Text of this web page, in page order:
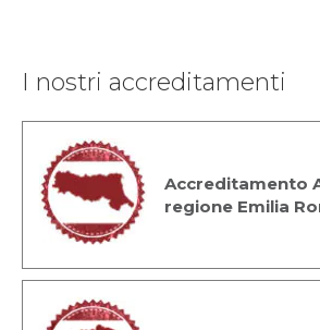
www.elisarossi.info
I nostri accreditamenti
Accreditamento
regione Emilia